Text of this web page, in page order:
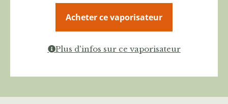
Acheter ce vaporisateur
Plus d'infos sur ce vaporisateur